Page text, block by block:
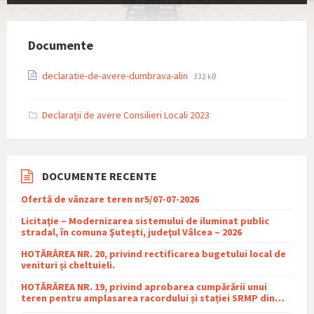
Documente
declaratie-de-avere-dumbrava-alin File
File
332 kB
Declarații de avere Consilieri Locali 2023
DOCUMENTE RECENTE
Ofertă de vânzare teren nr5/07-07-2026
Licitaţie – Modernizarea sistemului de iluminat public
stradal, în comuna Şuteşti, judeţul Vâlcea – 2026
HOTĂRÂREA NR. 20, privind rectificarea bugetului local de
venituri și cheltuieli.
HOTĂRÂREA NR. 19, privind aprobarea cumpărării unui
teren pentru amplasarea racordului și stației SRMP din